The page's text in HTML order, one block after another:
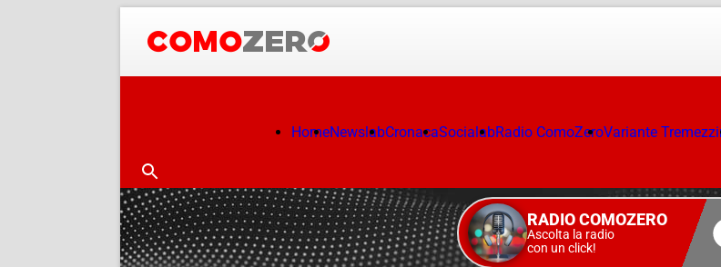
HomeNewslabCronacaSocialabRadio ComoZeroVariante
RADIO COMOZERO
Ascolta la radio
con un click!